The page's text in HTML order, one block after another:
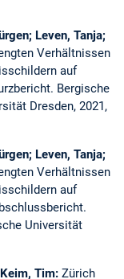
Leven, Tanja;
Verhältnissen
auf
Bergische
Dresden, 2021,
Leven, Tanja;
Verhältnissen
auf
Universität
Tim: Zürich